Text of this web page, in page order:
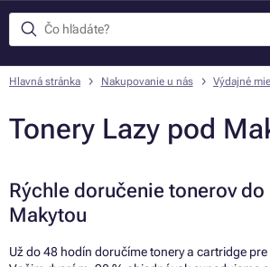
Hlavná stránka Nakupovanie u nás Výdajné
Tonery Lazy pod
Rýchle doručenie tonerov do
Makytou
Už do 48 hodín doručíme tonery a cartridge